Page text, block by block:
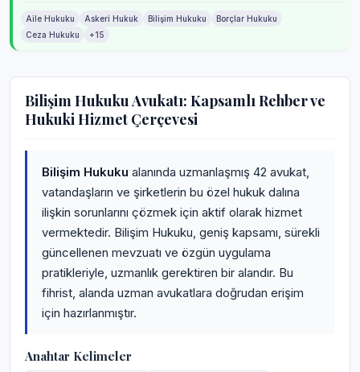
Aile Hukuku Askeri Hukuk Bilişim Hukuku
Borçlar Hukuku
Ceza Hukuku
+15
Bilişim Hukuku Avukatı: Kapsamlı Rehber ve
Hukuki Hizmet Çerçevesi
Bilişim Hukuku alanında uzmanlaşmış 42 avukat,
vatandaşların ve şirketlerin bu özel hukuk dalına
ilişkin sorunlarını çözmek için aktif olarak hizmet
vermektedir. Bilişim Hukuku, geniş kapsamı, sürekli
güncellenen mevzuatı ve özgün uygulama
pratikleriyle, uzmanlık gerektiren bir alandır. Bu
fihrist, alanda uzman avukatlara doğrudan erişim
için hazırlanmıştır.
Anahtar Kelimeler